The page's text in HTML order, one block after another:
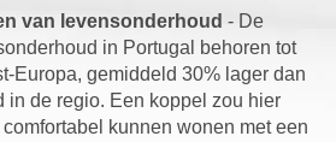
van levensonderhoud - De
in Portugal behoren tot
Europa, gemiddeld 30% lager dan
in de regio. Een koppel zou hier
kunnen wonen met een